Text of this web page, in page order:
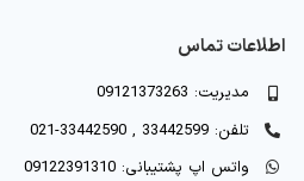
اطلاعات تماس
مدیریت: 09121373263
تلفن: 33442599 , 33442590-021
واتس اپ پشتیبانی: 09122391310